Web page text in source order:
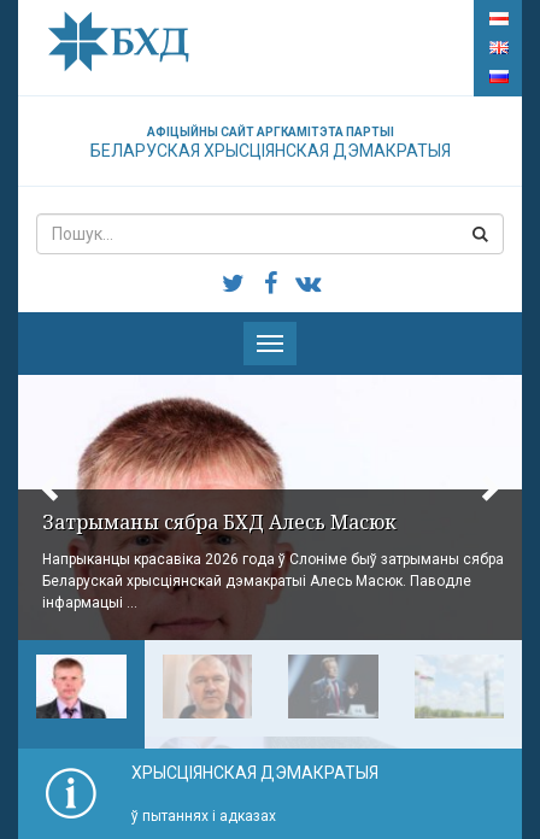
АФІЦЫЙНЫ САЙТ АРГКАМІТЭТА ПАРТЫІ
БЕЛАРУСКАЯ ХРЫСЦІЯНСКАЯ ДЭМАКРАТЫЯ
Паказаць
меню
Затрыманы сябра БХД Алесь Масюк
Напрыканцы красавіка 2026 года ў Слоніме быў затрыманы сябра
Беларускай хрысціянскай дэмакратыі Алесь Масюк. Паводле
інфармацыі ...
ХРЫСЦІЯНСКАЯ ДЭМАКРАТЫЯ
ў пытаннях і адказах